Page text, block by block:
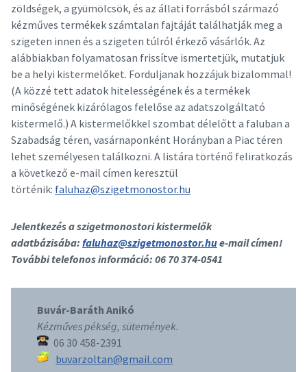
zöldségek, a gyümölcsök, és az állati forrásból származó
kézműves termékek számtalan fajtáját találhatják meg a
szigeten innen és a szigeten túlról érkező vásárlók. Az
alábbiakban folyamatosan frissítve ismertetjük, mutatjuk
be a helyi kistermelőket. Forduljanak hozzájuk bizalommal!
(A közzé tett adatok hitelességének és a termékek
minőségének kizárólagos felelőse az adatszolgáltató
kistermelő.) A kistermelőkkel szombat délelőtt a faluban a
Szabadság téren, vasárnaponként Horányban a Piac téren
lehet személyesen találkozni. A listára történő feliratkozás
a következő e-mail címen keresztül
történik: faluhaz@szigetmonostor.hu
Jelentkezés a szigetmonostori kistermelők
adatbázisába: faluhaz@szigetmonostor.hue-mail címen!
További telefonos információ: 06 70 374-0541
Buvár-Baráth Anikó
Kézműves pékség, sütemények.
06 30 458-2391
buvarzoltan@gmail.com